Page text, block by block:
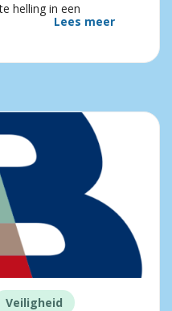
helling in een
Lees meer
Veiligheid